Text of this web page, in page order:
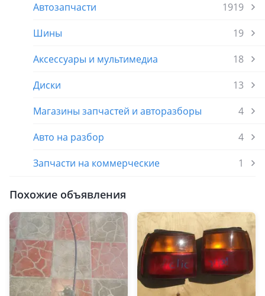
Автозапчасти
1919
Шины
19
Аксессуары и мультимедиа
18
Диски
13
Магазины запчастей и авторазборы
4
Авто на разбор
4
Запчасти на коммерческие
1
Похожие объявления